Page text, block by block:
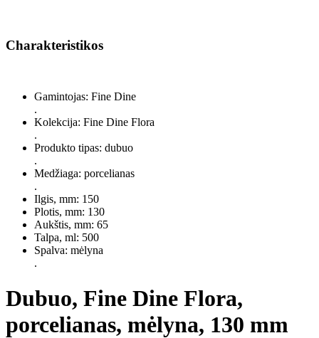
Charakteristikos
Gamintojas: Fine Dine
.
Kolekcija: Fine Dine Flora
.
Produkto tipas: dubuo
.
Medžiaga: porcelianas
.
Ilgis, mm: 150
Plotis, mm: 130
Aukštis, mm: 65
Talpa, ml: 500
Spalva: mėlyna
.
Dubuo, Fine Dine Flora,
porcelianas, mėlyna, 130 mm